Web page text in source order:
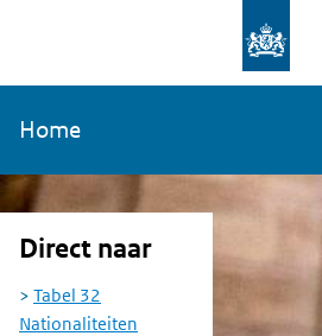
de
Home
Direct naar
Tabel 32
Nationaliteiten